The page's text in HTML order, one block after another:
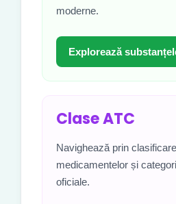
moderne.
Explorează
Clase ATC
Navighează prin
medicamentelor și
oficiale.